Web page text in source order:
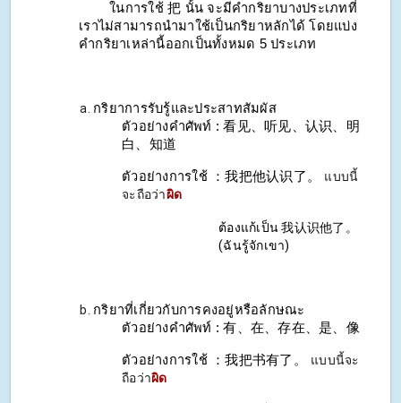
ในการใช้ 把 นั้น จะมีคำกริยาบางประเภทที่
เราไม่สามารถนำมาใช้เป็นกริยาหลักได้ โดยแบ่ง
คำกริยาเหล่านี้ออกเป็นทั้งหมด 5 ประเภท
กริยาการรับรู้และประสาทสัมผัส
ตัวอย่างคำศัพท์ : 看见、听见、认识、明
白、知道
ตัวอย่างการใช้ ：我把他认识了。 แบบนี้
จะถือว่าผิด
ต้องแก้เป็น 我认识他了。
(ฉันรู้จักเขา)
กริยาที่เกี่ยวกับการคงอยู่หรือลักษณะ
ตัวอย่างคำศัพท์ : 有、在、存在、是、像
ตัวอย่างการใช้ ：我把书有了。 แบบนี้จะ
ถือว่าผิด